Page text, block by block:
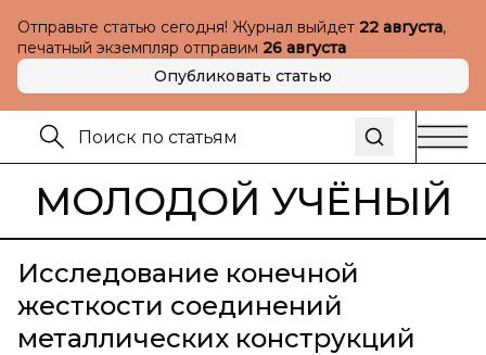
Отправьте статью сегодня! Журнал выйдет 22 августа,
печатный экземпляр отправим 26 августа
Опубликовать статью
МОЛОДОЙ УЧЁНЫЙ
Исследование конечной
жесткости соединений
металлических конструкций